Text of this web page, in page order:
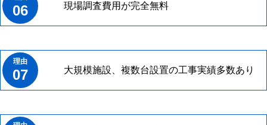
06 現場調査費用が完全無料
07 大規模施設、複数台設置の工事実績多数あり